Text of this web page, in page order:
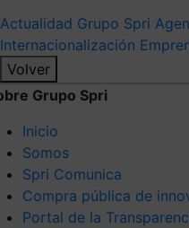
Actualidad Grupo Spri
Internacionalización
Volver
Grupo Spri
Inicio
Somos
Spri Comunica
Compra pública de
Portal de la